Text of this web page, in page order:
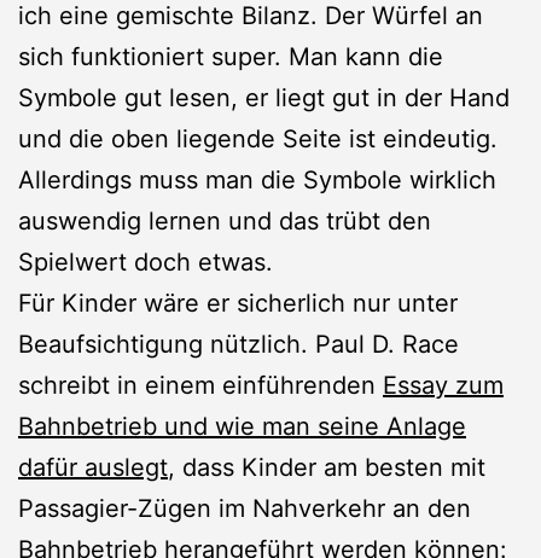
ich eine gemischte Bilanz. Der Würfel an
sich funktioniert super. Man kann die
Symbole gut lesen, er liegt gut in der Hand
und die oben liegende Seite ist eindeutig.
Allerdings muss man die Symbole wirklich
auswendig lernen und das trübt den
Spielwert doch etwas.
Für Kinder wäre er sicherlich nur unter
Beaufsichtigung nützlich. Paul D. Race
schreibt in einem einführenden Essay zum
Bahnbetrieb und wie man seine Anlage
dafür auslegt, dass Kinder am besten mit
Passagier-Zügen im Nahverkehr an den
Bahnbetrieb herangeführt werden können: